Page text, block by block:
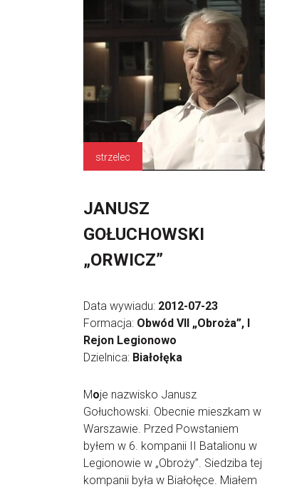
strzelec
JANUSZ
GOŁUCHOWSKI
„ORWICZ”
Data wywiadu: 2012-07-23
Formacja: Obwód VII „Obroża”, I
Rejon Legionowo
Dzielnica: Białołęka
Moje nazwisko Janusz
Gołuchowski. Obecnie mieszkam w
Warszawie. Przed Powstaniem
byłem w 6. kompanii II Batalionu w
Legionowie w „Obroży”. Siedziba tej
kompanii była w Białołęce. Miałem